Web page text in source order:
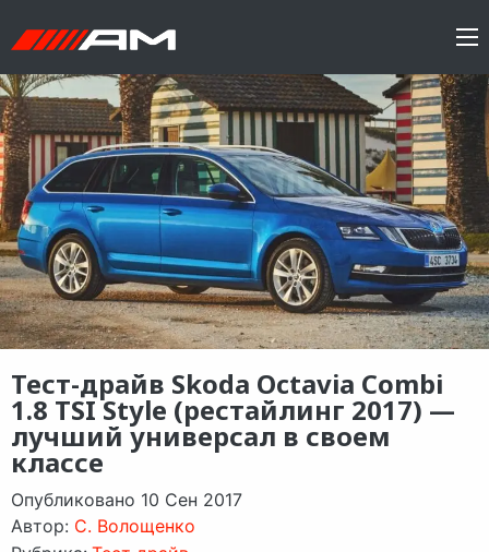
Тест-драйв Skoda Octavia Combi
1.8 TSI Style (рестайлинг 2017) —
лучший универсал в своем
классе
Опубликовано 10 Сен 2017
Автор: C. Волощенко